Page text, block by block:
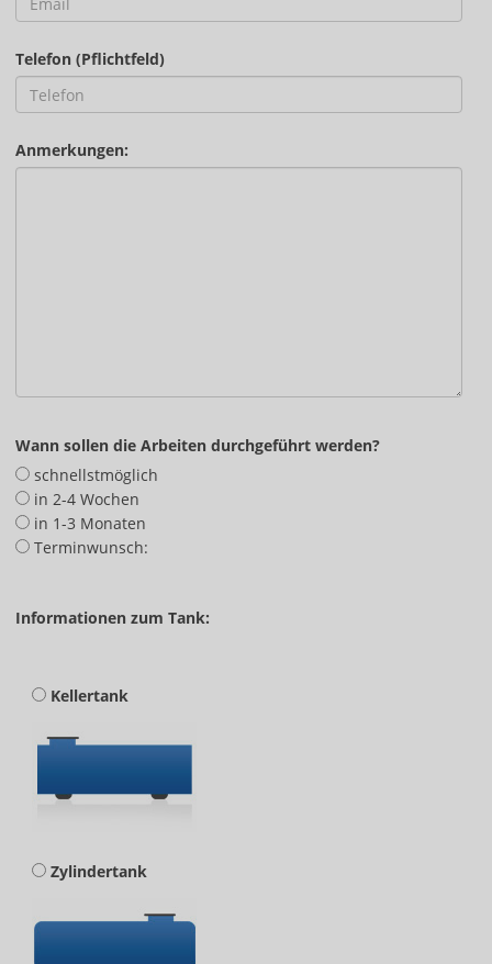
Telefon (Pflichtfeld)
Anmerkungen:
Wann sollen die Arbeiten durchgeführt werden?
schnellstmöglich
in 2-4 Wochen
in 1-3 Monaten
Terminwunsch:
Informationen zum Tank:
Kellertank
Zylindertank